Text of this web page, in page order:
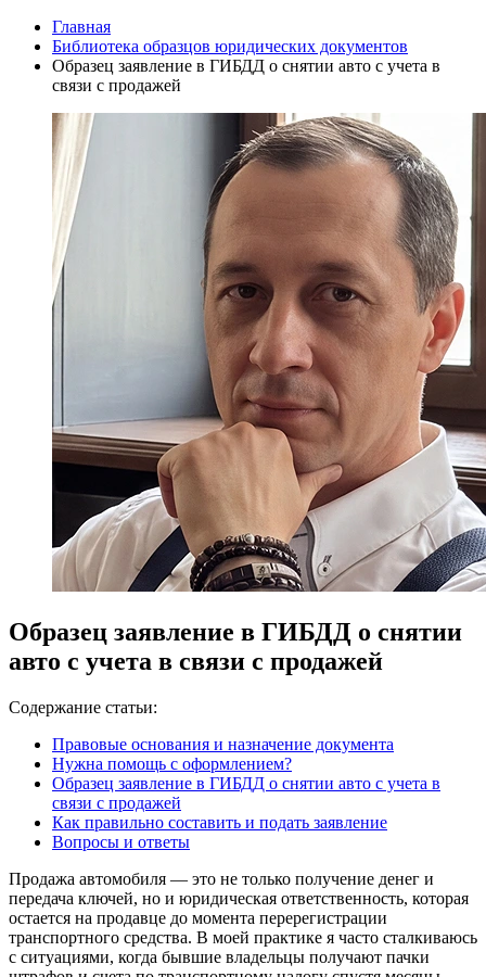
Главная
Библиотека образцов юридических документов
Образец заявление в ГИБДД о снятии авто с учета в
связи с продажей
Образец заявление в ГИБДД о снятии
авто с учета в связи с продажей
Содержание статьи:
Правовые основания и назначение документа
Нужна помощь с оформлением?
Образец заявление в ГИБДД о снятии авто с учета в
связи с продажей
Как правильно составить и подать заявление
Вопросы и ответы
Продажа автомобиля — это не только получение денег и
передача ключей, но и юридическая ответственность, которая
остается на продавце до момента перерегистрации
транспортного средства. В моей практике я часто сталкиваюсь
с ситуациями, когда бывшие владельцы получают пачки